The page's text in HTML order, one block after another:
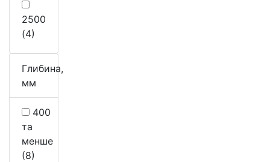
2500
(4)
Глибина,
мм
400
та
менше
(8)